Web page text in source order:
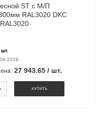
ST с М/П
RAL3020 DKC
27 943.65 / шт.
КУПИТЬ